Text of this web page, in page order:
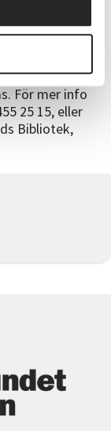
via e-
fakturan
behöva ställa
Detta
För mer info
25 15, eller
Bibliotek,